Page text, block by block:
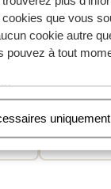
que vous
cookie autre
pouvez à tout
uniquement
9.6
Jättefint
Jättefint